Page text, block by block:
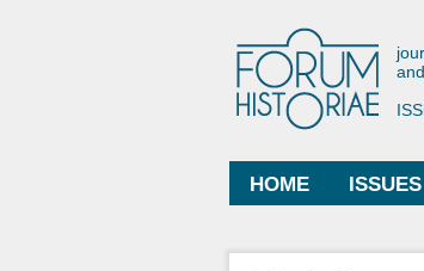
Main menu
HOME ISSUES